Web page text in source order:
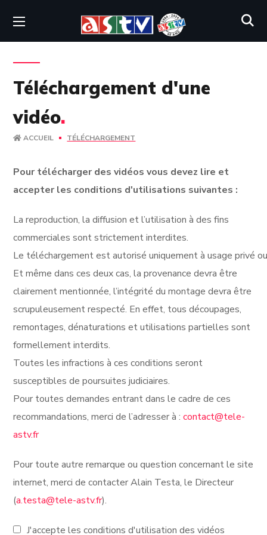
Téléchargement d'une
vidéo.
ACCUEIL TÉLÉCHARGEMENT
Pour télécharger des vidéos vous devez lire et
accepter les conditions d'utilisations suivantes :
La reproduction, la diffusion et l’utilisation à des fins
commerciales sont strictement interdites.
Le téléchargement est autorisé uniquement à usage privé
Et même dans ces deux cas, la provenance devra être
clairement mentionnée, l’intégrité du montage devra être
scrupuleusement respecté. En effet, tous découpages,
remontages, dénaturations et utilisations partielles sont
formellement interdits.
Toutes les infractions à ces conditions seront
susceptibles de poursuites judiciaires.
Pour toutes demandes entrant dans le cadre de ces
recommandations, merci de l’adresser à :contact@tele-
astv.fr
Pour toute autre remarque ou question concernant le site
internet, merci de contacter Alain Testa, le Directeur
(a.testa@tele-astv.fr).
J'accepte les conditions d'utilisation des vidéos